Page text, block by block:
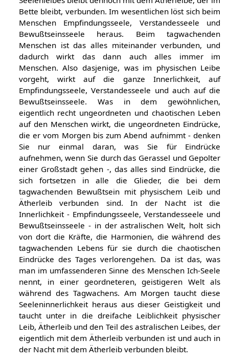
Bette bleibt, verbunden. Im wesentlichen löst sich beim
Menschen Empfindungsseele, Verstandesseele und
Bewußtseinsseele heraus. Beim tagwachenden
Menschen ist das alles miteinander verbunden, und
dadurch wirkt das dann auch alles immer im
Menschen. Also dasjenige, was im physischen Leibe
vorgeht, wirkt auf die ganze Innerlichkeit, auf
Empfindungsseele, Verstandesseele und auch auf die
Bewußtseinsseele. Was in dem gewöhnlichen,
eigentlich recht ungeordneten und chaotischen Leben
auf den Menschen wirkt, die ungeordneten Eindrücke,
die er vom Morgen bis zum Abend aufnimmt - denken
Sie nur einmal daran, was Sie für Eindrücke
aufnehmen, wenn Sie durch das Gerassel und Gepolter
einer Großstadt gehen -, das alles sind Eindrücke, die
sich fortsetzen in alle die Glieder, die bei dem
tagwachenden Bewußtsein mit physischem Leib und
Ätherleib verbunden sind. In der Nacht ist die
Innerlichkeit - Empfindungsseele, Verstandesseele und
Bewußtseinsseele - in der astralischen Welt, holt sich
von dort die Kräfte, die Harmonien, die während des
tagwachenden Lebens für sie durch die chaotischen
Eindrücke des Tages verlorengehen. Da ist das, was
man im umfassenderen Sinne des Menschen Ich-Seele
nennt, in einer geordneteren, geistigeren Welt als
während des Tagwachens. Am Morgen taucht diese
Seeleninnerlichkeit heraus aus dieser Geistigkeit und
taucht unter in die dreifache Leiblichkeit physischer
Leib, Ätherleib und den Teil des astralischen Leibes, der
eigentlich mit dem Ätherleib verbunden ist und auch in
der Nacht mit dem Ätherleib verbunden bleibt.